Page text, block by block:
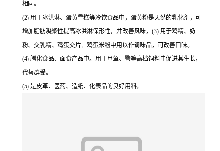
相同。
(2) 用于冰洪淋、蛋黄雪糕等冷饮食品中，蛋黄粉是天然的乳化剂，可
增加脂肪凝聚性提高冰洪淋保形性，并改善风味，(3) 用于鸡精、奶
粉、交乳精、鸡蛋交片、鸡蛋米粉中用以作调味品，可改善口味。
(4) 腾化食品、面食产品中。用于甲鱼、警等高档饲料中促进其生长，
代替群受。
(5) 是皮革、医药、造纸、化表品的良好用料。